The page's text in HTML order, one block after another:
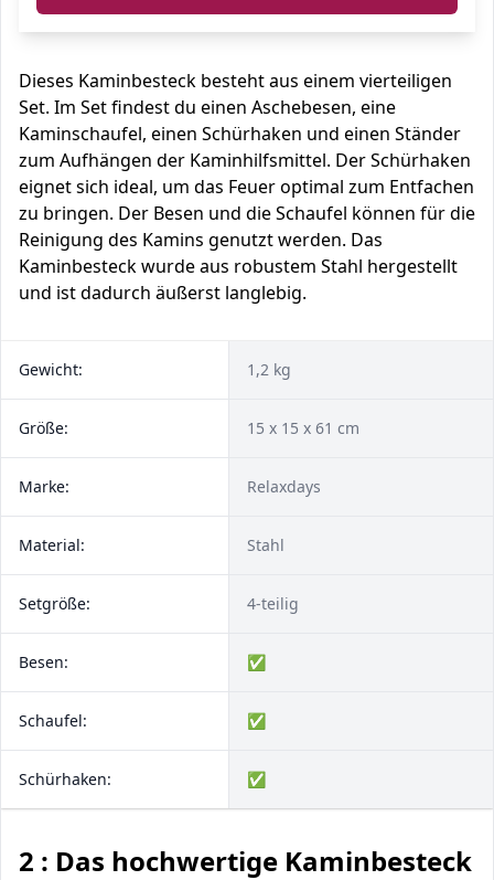
Dieses Kaminbesteck besteht aus einem vierteiligen
Set. Im Set findest du einen Aschebesen, eine
Kaminschaufel, einen Schürhaken und einen Ständer
zum Aufhängen der Kaminhilfsmittel. Der Schürhaken
eignet sich ideal, um das Feuer optimal zum Entfachen
zu bringen. Der Besen und die Schaufel können für die
Reinigung des Kamins genutzt werden. Das
Kaminbesteck wurde aus robustem Stahl hergestellt
und ist dadurch äußerst langlebig.
Gewicht: 1,2 kg
Größe: ‎15 x 15 x 61 cm
Marke: Relaxdays
Material: Stahl
Setgröße: 4-teilig
Besen: ✅
Schaufel: ✅
Schürhaken: ✅
2 : Das hochwertige Kaminbesteck